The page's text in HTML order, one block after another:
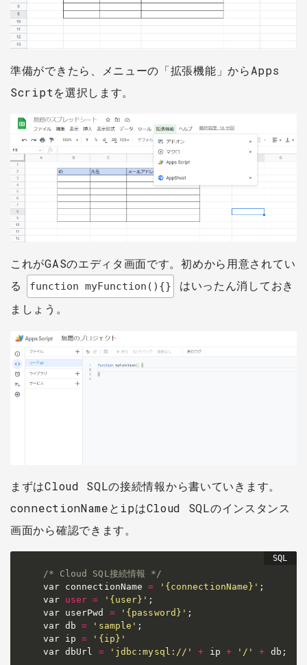
準備ができたら、メニューの「拡張機能」からApps
Scriptを選択します。
これがGASのエディタ画面です。初めから用意されてい
る
function myFunction(){}
はいったん消しておき
ましょう。
まずはCloud SQLの接続情報から書いていきます。
connectionNameとipはCloud SQLのインスタンス
画面から確認できます。
/* Cloud SQL接続情報 */
var connectionName = '{connectionName}' ;
var user = '{user}' ;
var userPwd = '{password}' ;
var db = 'sample' ;
var ip =
'{ip}'
var dbUrl = 'jdbc:mysql://' + ip + '/' + db ;